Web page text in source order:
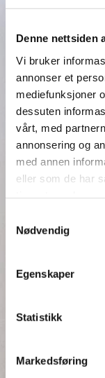
Denne nettsiden
Vi bruker
annonser et
mediefunksjoner
dessuten
vårt, med
annonsering og
med annen
eller som de har
Nødvendig
Egenskaper
Statistikk
Markedsføring